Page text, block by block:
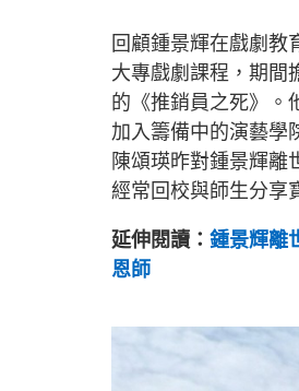
回顧鍾景輝在戲劇教
大專戲劇課程，期間
的《推銷員之死》。
加入籌備中的演藝學
陳頌瑛昨對鍾景輝離
經常回校與師生分享
延伸閱讀： 鍾景輝離
恩師